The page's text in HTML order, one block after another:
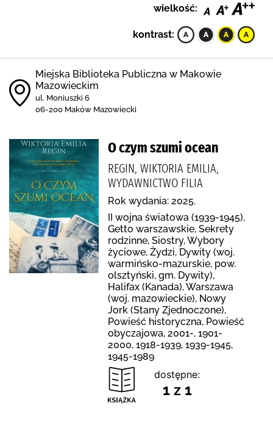
wielkość:
kontrast:
Miejska Biblioteka Publiczna w Makowie
Mazowieckim
ul. Moniuszki 6
06-200 Maków Mazowiecki
O czym szumi ocean
REGIN, WIKTORIA EMILIA,
WYDAWNICTWO FILIA
Rok wydania: 2025.
II wojna światowa (1939-1945),
Getto warszawskie, Sekrety
rodzinne, Siostry, Wybory
życiowe, Żydzi, Dywity (woj.
warmińsko-mazurskie, pow.
olsztyński, gm. Dywity),
Halifax (Kanada), Warszawa
(woj. mazowieckie), Nowy
Jork (Stany Zjednoczone),
Powieść historyczna, Powieść
obyczajowa, 2001-, 1901-
2000, 1918-1939, 1939-1945,
1945-1989
dostępne:
1 z 1